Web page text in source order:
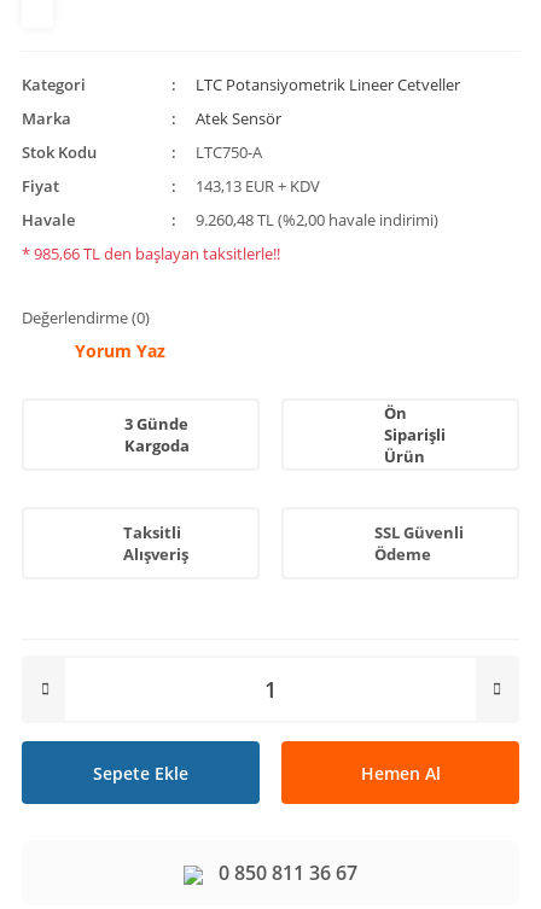
Kategori
LTC Potansiyometrik Lineer Cetveller
Marka
Atek Sensör
Stok Kodu
LTC750-A
Fiyat
143,13 EUR + KDV
Havale
9.260,48 TL (%2,00 havale indirimi)
* 985,66 TL den başlayan taksitlerle!!
Değerlendirme (0)
Yorum Yaz
3 Günde
Kargoda
Ön
Siparişli
Ürün
Taksitli
Alışveriş
SSL Güvenli
Ödeme
Sepete Ekle Hemen Al
0 850 811 36 67